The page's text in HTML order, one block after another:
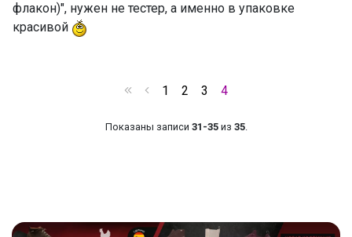
флакон)", нужен не тестер, а именно в упаковке
красивой
1 2 3 4
Показаны записи 31-35из 35.